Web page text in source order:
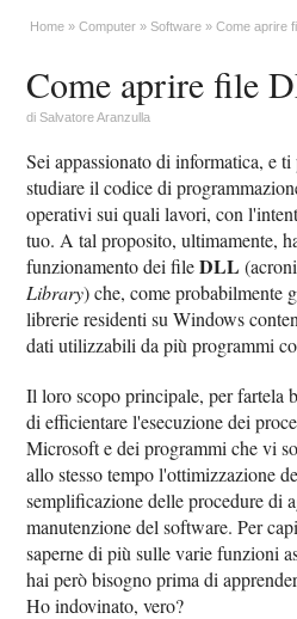
Home Computer Software Come aprire
Come aprire file
diSalvatore Aranzulla
Sei appassionato di informatica, e
studiare il codice di
operativi sui quali lavori, con
tuo. A tal proposito, ultimamente,
funzionamento dei fileDLL
Library) che, come probabilmente
librerie residenti su Windows
dati utilizzabili da più programmi
Il loro scopo principale, per fartela
di efficientare l'esecuzione dei
Microsoft e dei programmi che vi
allo stesso tempo l'ottimizzazione
semplificazione delle procedure di
manutenzione del software. Per
saperne di più sulle varie funzioni
hai però bisogno prima di
Ho indovinato, vero?